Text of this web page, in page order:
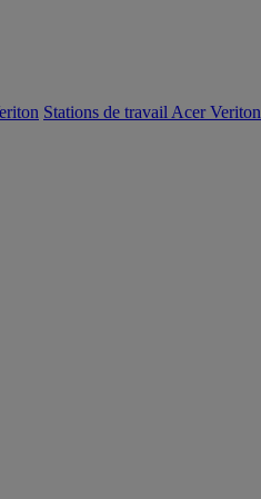
Stations de travail Acer Veriton